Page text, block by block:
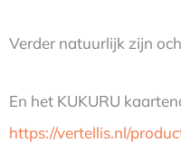
Verder natuurlijk zijn
En het KUKURU
https://vertellis.nl/